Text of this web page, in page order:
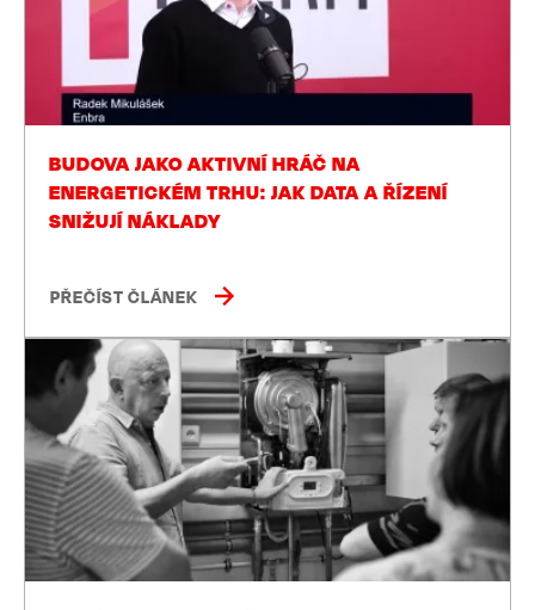
BUDOVA JAKO AKTIVNÍ HRÁČ NA
ENERGETICKÉM TRHU: JAK DATA A ŘÍZENÍ
SNIŽUJÍ NÁKLADY
PŘEČÍST ČLÁNEK